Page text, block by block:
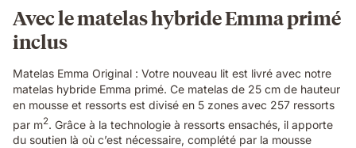
Avec le matelas hybride Emma primé
inclus
Matelas Emma Original : Votre nouveau lit est livré avec notre
matelas hybride Emma primé. Ce matelas de 25 cm de hauteur
en mousse et ressorts est divisé en 5 zones avec 257 ressorts
par m2. Grâce à la technologie à ressorts ensachés, il apporte
du soutien là où c’est nécessaire, complété par la mousse